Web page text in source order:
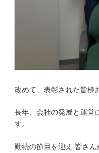
改めて、表彰された皆様
長年、会社の発展と運営
す。
勤続の節目を迎え 皆さ